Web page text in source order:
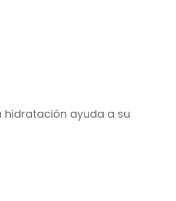
hidratación ayuda a su